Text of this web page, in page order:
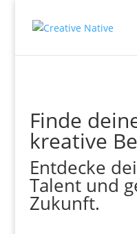
Finde
kreative
Entdecke
Talent und
Zukunft.